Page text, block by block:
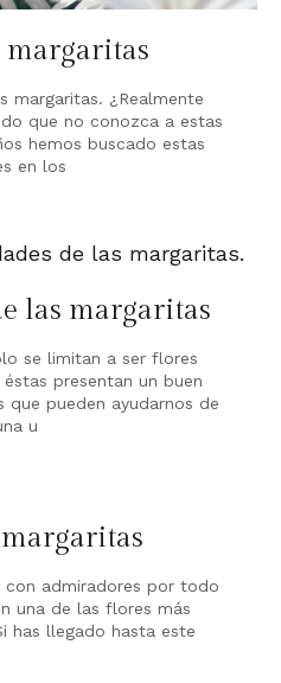
margaritas
margaritas. ¿Realmente
que no conozca a estas
hemos buscado estas
en los
las margaritas
se limitan a ser flores
presentan un buen
que pueden ayudarnos de
u
margaritas
con admiradores por todo
una de las flores más
has llegado hasta este